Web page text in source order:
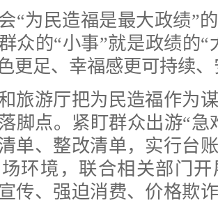
民造福是最大政绩”的
众的“小事”就是政绩的“
更足、幸福感更可持续
游厅把为民造福作为谋
脚点。紧盯群众出游“急
单、整改清单，实行台
环境，联合相关部门
传、强迫消费、价格欺